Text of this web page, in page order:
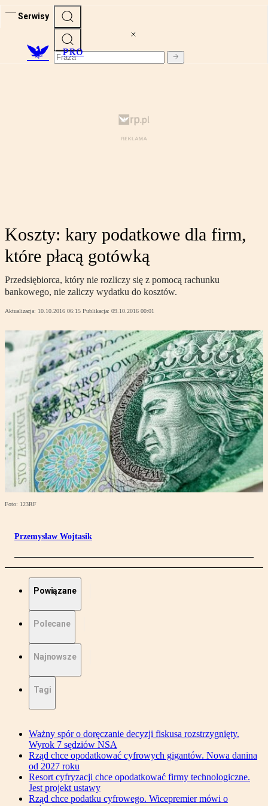
Serwisy
PRO
Koszty: kary podatkowe dla firm,
które płacą gotówką
Przedsiębiorca, który nie rozliczy się z pomocą rachunku
bankowego, nie zaliczy wydatku do kosztów.
Aktualizacja: 10.10.2016 06:15 Publikacja: 09.10.2016 00:01
Foto: 123RF
Przemysław Wojtasik
Powiązane
Polecane
Najnowsze
Tagi
Ważny spór o doręczanie decyzji fiskusa rozstrzygnięty.
Wyrok 7 sędziów NSA
Rząd chce opodatkować cyfrowych gigantów. Nowa danina
od 2027 roku
Resort cyfryzacji chce opodatkować firmy technologiczne.
Jest projekt ustawy
Rząd chce podatku cyfrowego. Wicepremier mówi o